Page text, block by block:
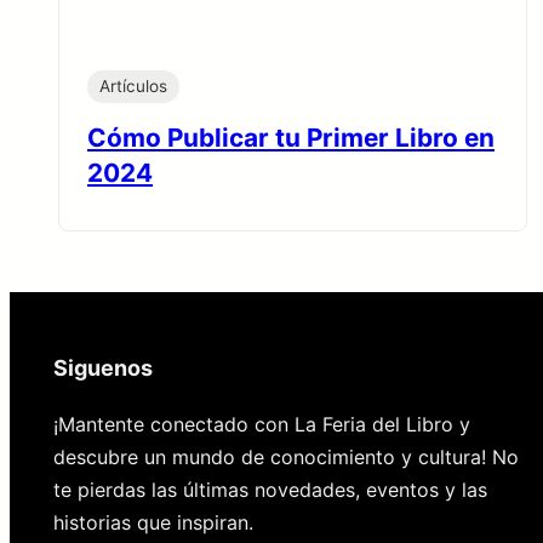
Artículos
Cómo Publicar tu Primer Libro en
2024
Siguenos
¡Mantente conectado con La Feria del Libro y
descubre un mundo de conocimiento y cultura! No
te pierdas las últimas novedades, eventos y las
historias que inspiran.